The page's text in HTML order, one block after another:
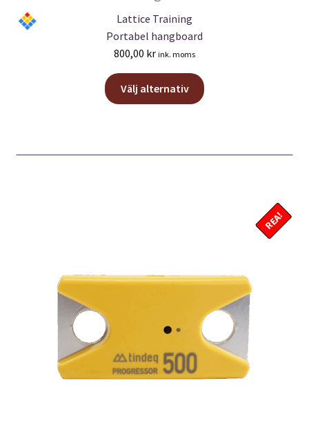
Lattice Training
Portabel hangboard
800,00 kr ink. moms
Välj alternativ
Den
här
alternativen
produktsidan
REA!